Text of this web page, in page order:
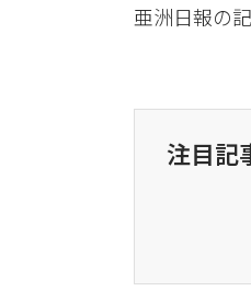
亜洲日報の
注目記